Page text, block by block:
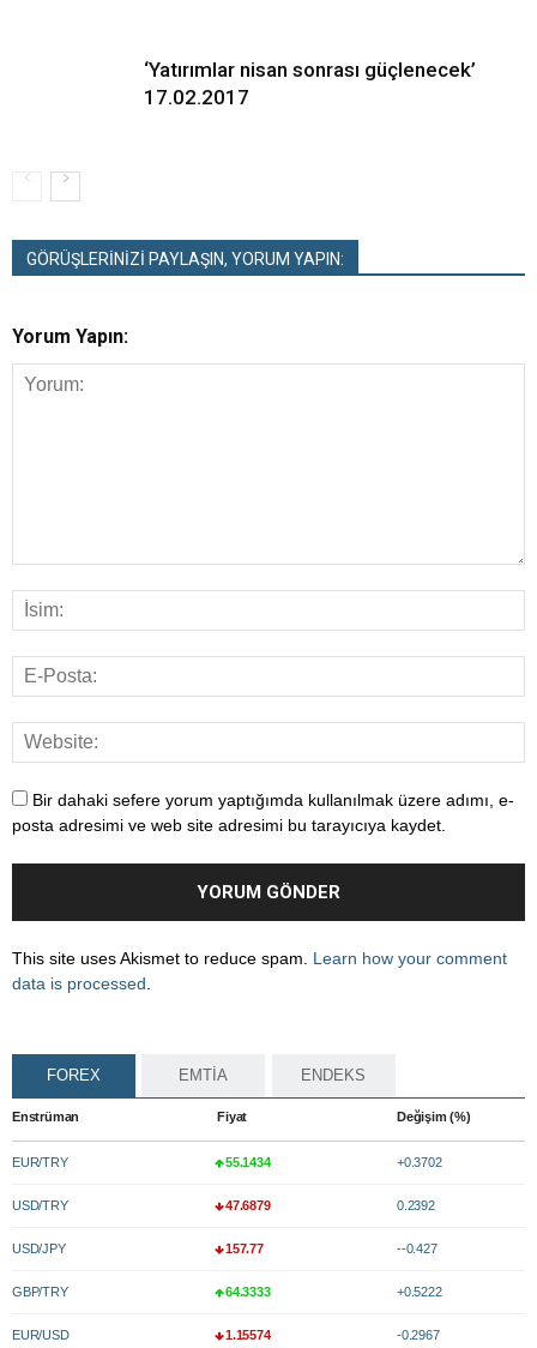
‘Yatırımlar nisan sonrası güçlenecek’
17.02.2017
GÖRÜŞLERİNİZİ PAYLAŞIN, YORUM YAPIN:
Yorum Yapın:
Bir dahaki sefere yorum yaptığımda kullanılmak üzere adımı, e-
posta adresimi ve web site adresimi bu tarayıcıya kaydet.
This site uses Akismet to reduce spam. Learn how your comment
data is processed
FOREX EMTİA ENDEKS
Enstrüman Fiyat Değişim (%)
EUR/TRY 55.1434 +0.3702
USD/TRY 47.6879 0.2392
USD/JPY 157.77 --0.427
GBP/TRY 64.3333 +0.5222
EUR/USD 1.15574 -0.2967